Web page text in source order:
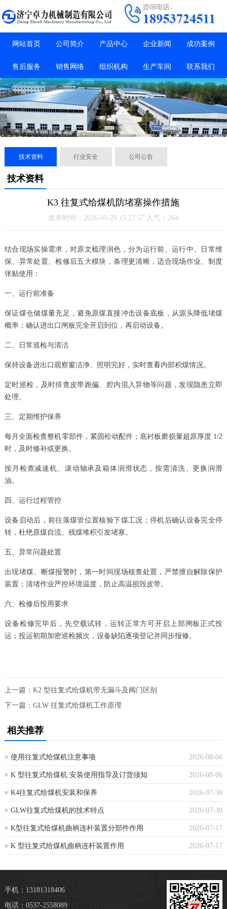
网站首页 公司简介 产品中心 企业新闻 成功案例
售后服务 销售网络 组织机构 生产车间 联系我们
技术资料 行业安全 公司公告
技术资料
K3 往复式给煤机防堵塞操作措施
发布时间：2026-05-29 15:27:57 人气：264
结合现场实操需求，对原文梳理润色，分为运行前、运行中、日常维
保、异常处置、检修后五大模块，条理更清晰，适合现场作业、制度
张贴使用：
一、运行前准备
保证煤仓储煤量充足，避免原煤直接冲击设备底板，从源头降低堵煤
概率；确认进出口闸板完全开启到位，再启动设备。
二、日常巡检与清洁
保持设备进出口观察窗洁净、照明完好，实时查看内部积煤情况。
定时巡检，及时排查皮带跑偏、腔内混入异物等问题，发现隐患立即
处理。
三、定期维护保养
每月全面检查整机零部件，紧固松动配件；底衬板磨损量超原厚度 1/2
时，及时修补或更换。
按月检查减速机、滚动轴承及箱体润滑状态，按需清洗、更换润滑
油。
四、运行过程管控
设备启动后，前往落煤管位置核验下煤工况；停机后确认设备完全停
转，杜绝原煤自流、残煤堆积引发堵塞。
五、异常问题处置
出现堵煤、断煤报警时，第一时间现场核查处置，严禁擅自解除保护
装置；清堵作业严控环境温度，防止高温损毁皮带。
六、检修后投用要求
设备检修完毕后，先空载试转，运转正常方可开启上部闸板正式投
运；投运初期加密巡检频次，设备缺陷逐项登记并同步报修。
上一篇： K2 型往复式给煤机带无漏斗及阀门区别
下一篇： GLW 往复式给煤机工作原理
相关推荐
2026-08-06
使用往复式给煤机注意事项
2026-08-06
K 型往复式给煤机 安装使用指导及订货须知
2026-07-30
K4往复式给煤机安装和保养
2026-07-30
GLW往复式给煤机的技术特点‌
2026-07-17
K型往复式给煤机曲柄连杆装置分部件作用
2026-07-17
K 型往复式给煤机曲柄连杆装置作用
手机：13181318406
电话：0537-2558089